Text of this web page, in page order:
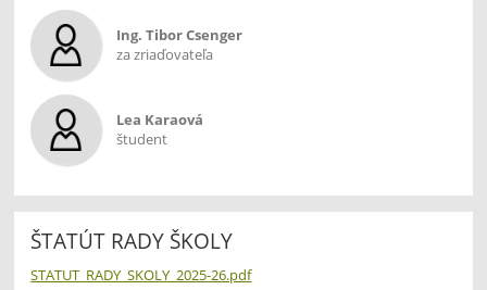
Ing. Tibor Csenger
za zriaďovateľa
Lea Karaová
študent
ŠTATÚT RADY ŠKOLY
STATUT_RADY_SKOLY_2025-26.pdf